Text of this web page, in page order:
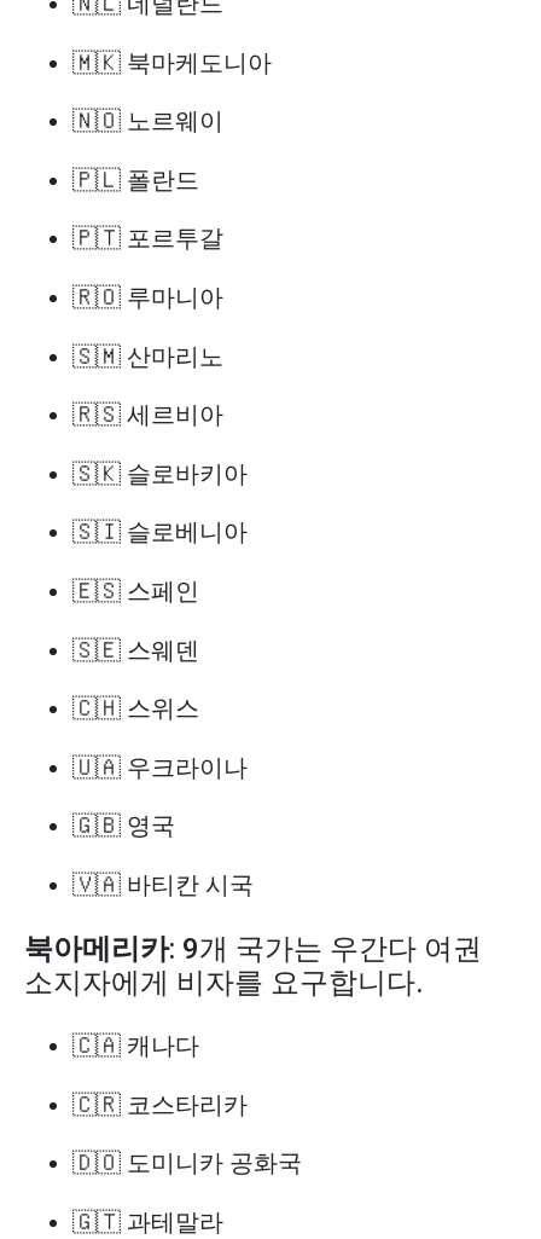
🇲🇰 북마케도니아
🇳🇴 노르웨이
🇵🇱 폴란드
🇵🇹 포르투갈
🇷🇴 루마니아
🇸🇲 산마리노
🇷🇸 세르비아
🇸🇰 슬로바키아
🇸🇮 슬로베니아
🇪🇸 스페인
🇸🇪 스웨덴
🇨🇭 스위스
🇺🇦 우크라이나
🇬🇧 영국
🇻🇦 바티칸 시국
북아메리카: 9개 국가는 우간다 여권
소지자에게 비자를 요구합니다.
🇨🇦 캐나다
🇨🇷 코스타리카
🇩🇴 도미니카 공화국
🇬🇹 과테말라